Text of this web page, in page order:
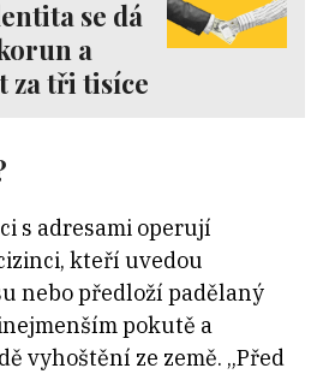
se dá
a
za tři tisíce
s adresami operují
kteří uvedou
nebo předloží padělaný
pokutě a
vyhoštění ze země. „Před